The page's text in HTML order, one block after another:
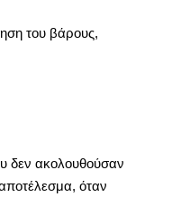
του βάρους,
δεν ακολουθούσαν
όταν